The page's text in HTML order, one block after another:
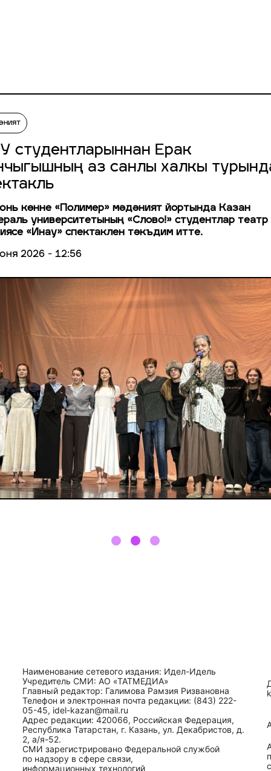
студентларыннан Ерак
аз санлы халкы
көнне «Полимер» мәдәният йортында Казан
университетының «Слово!» студентлар театр
«Инау» спектаклен тәкъдим итте.
2026 - 12:56
Наименование сетевого издания: Идел-Идель
Учредитель СМИ: АО «ТАТМЕДИА»
Главный редактор: Галимова Рамзия Ризвановна
Телефон и электронная почта редакции: (843) 222-
05-45, idel-kazan@mail.ru
Адрес редакции: 420066, Российская Федерация,
Республика Татарстан, г. Казань, ул. Декабристов, д.
2, а/я-52.
СМИ зарегистрировано Федеральной службой
по надзору в сфере связи,
информационных технологий